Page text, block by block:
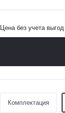
Цена без учета выгод
Комплектация